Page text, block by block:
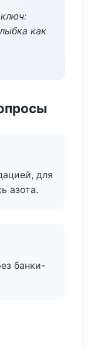
как
для
азота.
банки-